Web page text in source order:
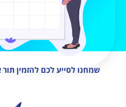
שמחנו לסייע לכם להזמין